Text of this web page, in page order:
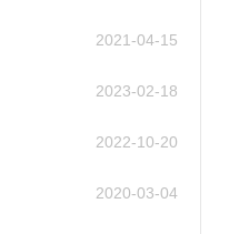
2021-04-15
2023-02-18
2022-10-20
2020-03-04